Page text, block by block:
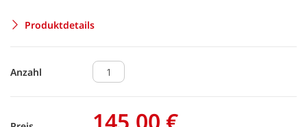
Produktdetails
Anzahl